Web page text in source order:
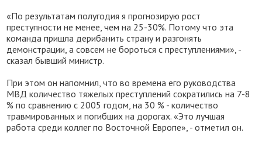
«По результатам полугодия я прогнозирую рост
преступности не менее, чем на 25-30%. Потому что эта
команда пришла дерибанить страну и разгонять
демонстрации, а совсем не бороться с преступлениями», -
сказал бывший министр.
При этом он напомнил, что во времена его руководства
МВД количество тяжелых преступлений сократились на 7-8
% по сравнению с 2005 годом, на 30 % - количество
травмированных и погибших на дорогах. «Это лучшая
работа среди коллег по Восточной Европе», - отметил он.